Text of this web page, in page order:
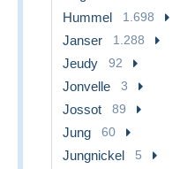
Hummel 1.698
Janser 1.288
Jeudy 92
Jonvelle 3
Jossot 89
Jung 60
Jungnickel 5